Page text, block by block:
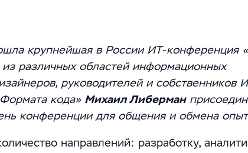
крупнейшая в России ИТ-конференция
различных областей информационных
руководителей и собственников
кода» Михаил Либерман
конференции для общения и обмена
направлений: разработку,